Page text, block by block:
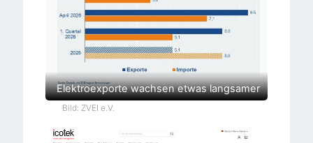
Elektroexporte wachsen etwas langsamer
Bild: ZVEI e.V.